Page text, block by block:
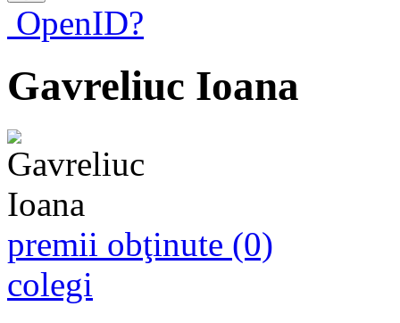
OpenID?
Gavreliuc Ioana
premii obţinute (0)
colegi